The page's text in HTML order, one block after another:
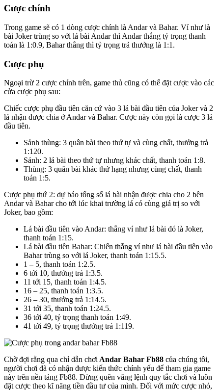
Cược chính
Trong game sẽ có 1 dòng cược chính là Andar và Bahar. Ví như là
bài Joker trùng so với lá bài Andar thì Andar thắng tỷ trọng thanh
toán là 1:0.9, Bahar thắng thì tỷ trọng trả thưởng là 1:1.
Cược phụ
Ngoại trừ 2 cược chính trên, game thủ cũng có thể đặt cược vào các
cửa cược phụ sau:
Chiếc cược phụ đầu tiên căn cứ vào 3 lá bài đầu tiên của Joker và 2
lá nhận được chia ở Andar và Bahar. Cược này còn gọi là cược 3 lá
đầu tiên.
Sảnh thùng: 3 quân bài theo thứ tự và cùng chất, thưởng trả
1:120.
Sảnh: 2 lá bài theo thứ tự nhưng khác chất, thanh toán 1:8.
Thùng: 3 quân bài khác thứ hạng nhưng cùng chất, thanh
toán 1:5.
Cược phụ thứ 2: dự báo tổng số lá bài nhận được chia cho 2 bên
Andar và Bahar cho tới lúc khai trường lá có cùng giá trị so với
Joker, bao gồm:
Lá bài đầu tiên vào Andar: thắng ví như lá bài đó là Joker,
thanh toán 1:15.
Lá bài đầu tiên Bahar: Chiến thắng ví như lá bài đầu tiên vào
Bahar trùng so với lá Joker, thanh toán 1:15.5.
1 – 5, thanh toán 1:2.5.
6 tới 10, thưởng trả 1:3.5.
11 tới 15, thanh toán 1:4.5.
16 – 25, thanh toán 1:3.5.
26 – 30, thưởng trả 1:14.5.
31 tới 35, thanh toán 1:24.5.
36 tới 40, tỷ trọng thanh toán 1:49.
41 tới 49, tỷ trọng thưởng trả 1:119.
Chờ đợi rằng qua chỉ dẫn chơi Andar Bahar Fb88 của chúng tôi,
người chơi đã có nhận được kiến thức chính yếu để tham gia game
này trên nền tảng Fb88. Đừng quên vâng lệnh quy tắc chơi và luôn
đặt cược theo kĩ năng tiền đầu tư của mình. Đối với mức cược nhỏ,